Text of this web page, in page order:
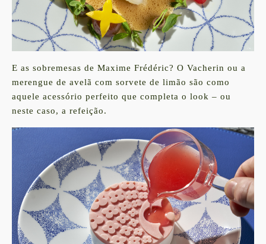
E as sobremesas de Maxime Frédéric? O Vacherin ou a
merengue de avelã com sorvete de limão são como
aquele acessório perfeito que completa o look – ou
neste caso, a refeição.